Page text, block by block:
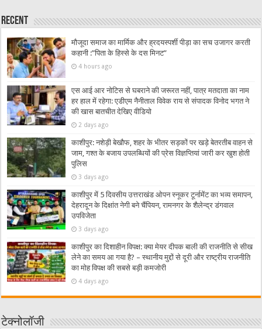
Recent
मौजूदा समाज का मार्मिक और ह्रदयस्पर्शी पीड़ा का सच उजागर करती
कहानी :”पिता के हिस्से के दस मिनट”
4 hours ago
एस आई आर नोटिस से घबराने की जरूरत नहीं, पात्र मतदाता का नाम
हर हाल में रहेगा: एडीएम नैनीताल विवेक राय से संपादक विनोद भगत ने
की खास बातचीत देखिए वीडियो
2 days ago
काशीपुर: नशेड़ी बेखौफ, शहर के भीतर सड़कों पर खड़े बेतरतीब वाहन से
जाम, गश्त के बजाय उपलब्धियों की प्रेस विज्ञप्तियां जारी कर खुश होती
पुलिस
3 days ago
काशीपुर में 5 दिवसीय उत्तराखंड ओपन स्नूकर टूर्नामेंट का भव्य समापन,
देहरादून के दिक्षांत नेगी बने चैंपियन, रामनगर के शैलेन्द्र डंगवाल
उपविजेता
3 days ago
काशीपुर का दिशाहीन विपक्ष: क्या मेयर दीपक बाली की राजनीति से सीख
लेने का समय आ गया है? – स्थानीय मुद्दों से दूरी और राष्ट्रीय राजनीति
का मोह विपक्ष की सबसे बड़ी कमजोरी
4 days ago
टेक्नोलॉजी